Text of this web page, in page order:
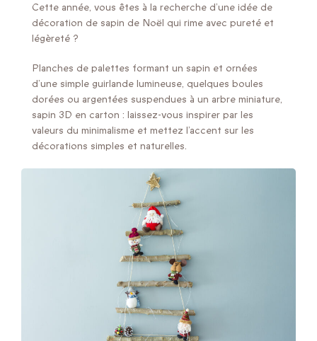
Cette année, vous êtes à la recherche d’une idée de
décoration de sapin de Noël qui rime avec pureté et
légèreté ?
Planches de palettes formant un sapin et ornées
d’une simple guirlande lumineuse, quelques boules
dorées ou argentées suspendues à un arbre miniature,
sapin 3D en carton : laissez-vous inspirer par les
valeurs du minimalisme et mettez l’accent sur les
décorations simples et naturelles.